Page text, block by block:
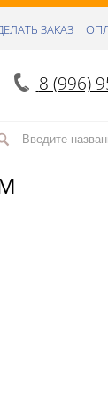
ЗАКАЗ
8 (996)